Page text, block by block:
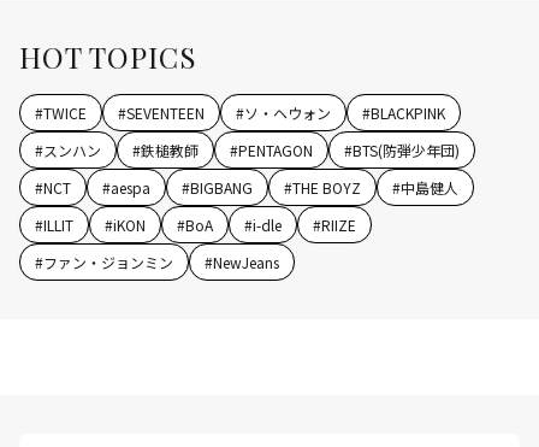
HOT TOPICS
#TWICE #SEVENTEEN #ソ・ヘウォン #BLACKPINK
#スンハン #鉄槌教師 #PENTAGON #BTS(防弾少年団)
#NCT #aespa #BIGBANG #THE BOYZ #中島健人
#ILLIT #iKON #BoA #i-dle #RIIZE
#ファン・ジョンミン #NewJeans